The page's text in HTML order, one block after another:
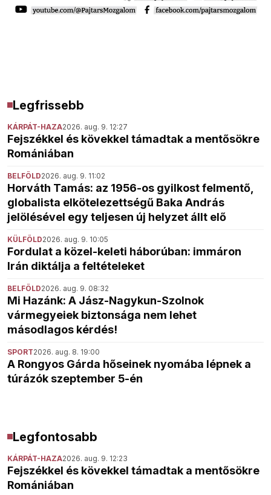
Legfrissebb
KÁRPÁT-HAZA2026. aug. 9. 12:27
Fejszékkel és kövekkel támadtak a mentősökre
Romániában
BELFÖLD2026. aug. 9. 11:02
Horváth Tamás: az 1956-os gyilkost felmentő,
globalista elkötelezettségű Baka András
jelölésével egy teljesen új helyzet állt elő
KÜLFÖLD2026. aug. 9. 10:05
Fordulat a közel-keleti háborúban: immáron
Irán diktálja a feltételeket
BELFÖLD2026. aug. 9. 08:32
Mi Hazánk: A Jász-Nagykun-Szolnok
vármegyeiek biztonsága nem lehet
másodlagos kérdés!
SPORT2026. aug. 8. 19:00
A Rongyos Gárda hőseinek nyomába lépnek a
túrázók szeptember 5-én
Legfontosabb
KÁRPÁT-HAZA2026. aug. 9. 12:23
Fejszékkel és kövekkel támadtak a mentősökre
Romániában